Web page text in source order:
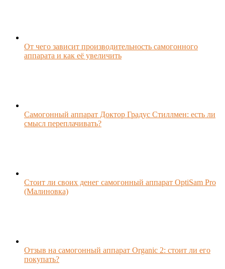
От чего зависит производительность самогонного
аппарата и как её увеличить
Самогонный аппарат Доктор Градус Стиллмен: есть ли
смысл переплачивать?
Стоит ли своих денег самогонный аппарат OptiSam Pro
(Малиновка)
Отзыв на самогонный аппарат Organic 2: стоит ли его
покупать?